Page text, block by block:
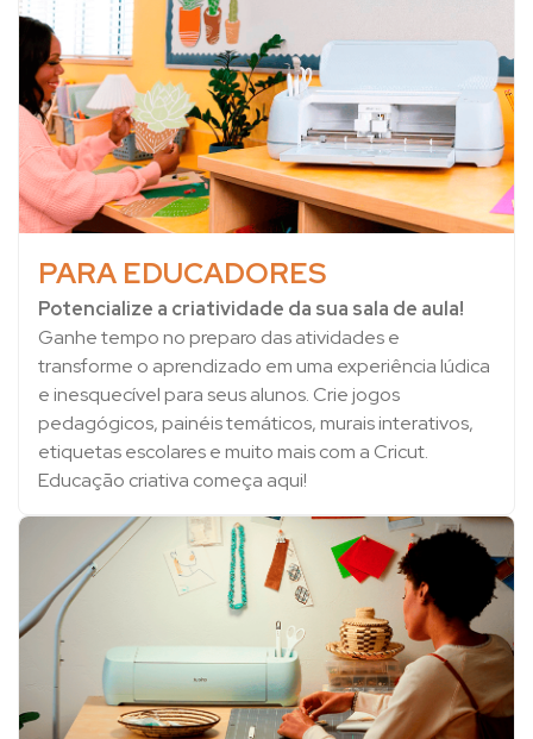
PARA EDUCADORES
Potencialize a criatividade da sua sala de aula!
Ganhe tempo no preparo das atividades e
transforme o aprendizado em uma experiência lúdica
e inesquecível para seus alunos. Crie jogos
pedagógicos, painéis temáticos, murais interativos,
etiquetas escolares e muito mais com a Cricut.
Educação criativa começa aqui!